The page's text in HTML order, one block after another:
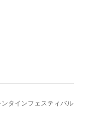
タインフェスティバル